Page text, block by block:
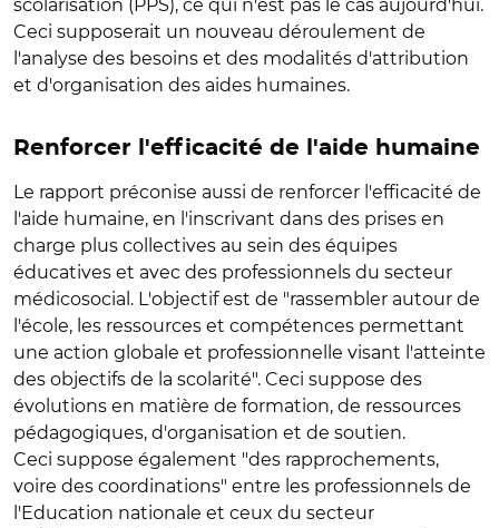
scolarisation (PPS), ce qui n'est pas le cas aujourd'hui.
Ceci supposerait un nouveau déroulement de
l'analyse des besoins et des modalités d'attribution
et d'organisation des aides humaines.
Renforcer l'efficacité de l'aide humaine
Le rapport préconise aussi de renforcer l'efficacité de
l'aide humaine, en l'inscrivant dans des prises en
charge plus collectives au sein des équipes
éducatives et avec des professionnels du secteur
médicosocial. L'objectif est de "rassembler autour de
l'école, les ressources et compétences permettant
une action globale et professionnelle visant l'atteinte
des objectifs de la scolarité". Ceci suppose des
évolutions en matière de formation, de ressources
pédagogiques, d'organisation et de soutien.
Ceci suppose également "des rapprochements,
voire des coordinations" entre les professionnels de
l'Education nationale et ceux du secteur